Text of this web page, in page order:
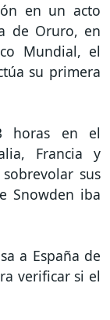
en un acto
de Oruro, en
Mundial, el
su primera
horas en el
Francia y
sus
Snowden iba
a España de
verificar si el